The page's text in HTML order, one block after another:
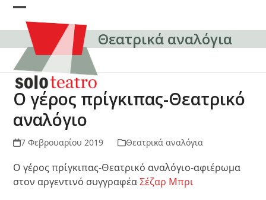
Skip
content
Open
mobile
menu
Close
mobile
menu
Θεατρικά αναλόγια
Ο γέρος πρίγκιπας-Θεατρικό
αναλόγιο
7 Φεβρουαρίου 2019 Θεατρικά αναλόγια
Ο γέρος πρίγκιπας-Θεατρικό αναλόγιο-αφιέρωμα
στον αργεντινό συγγραφέαΣέζαρ Μπρι